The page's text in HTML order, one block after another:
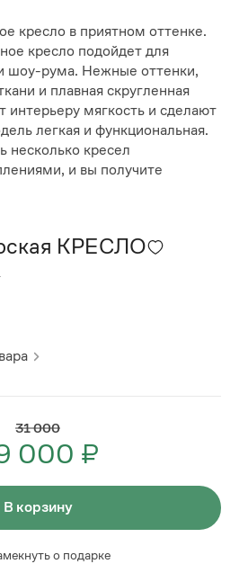
кресло в приятном оттенке.
кресло подойдет для
шоу-рума. Нежные оттенки,
и плавная скругленная
интерьеру мягкость и сделают
легкая и функциональная.
несколько кресел
и вы получите
КРЕСЛО
31 000
000 ₽
В корзину
о подарке